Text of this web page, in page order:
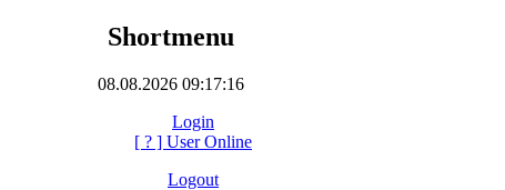
Shortmenu
08.08.2026 09:17:16
Login
[ ? ] User Online
Logout